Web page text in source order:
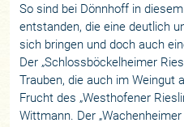
So sind bei Dönnhoff in
entstanden, die eine deutlich
sich bringen und doch auch
Der „Schlossböckelheimer
Trauben, die auch im Weingut
Frucht des „Westhofener
Wittmann. Der